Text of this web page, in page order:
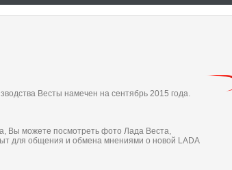
Весты намечен на сентябрь 2015 года.
Вы можете посмотреть фото Лада Веста,
для общения и обмена мнениями о новой LADA